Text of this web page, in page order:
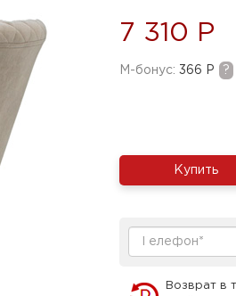
7 310 Р
M-бонус: 366 Р ?
Купить
Возврат в